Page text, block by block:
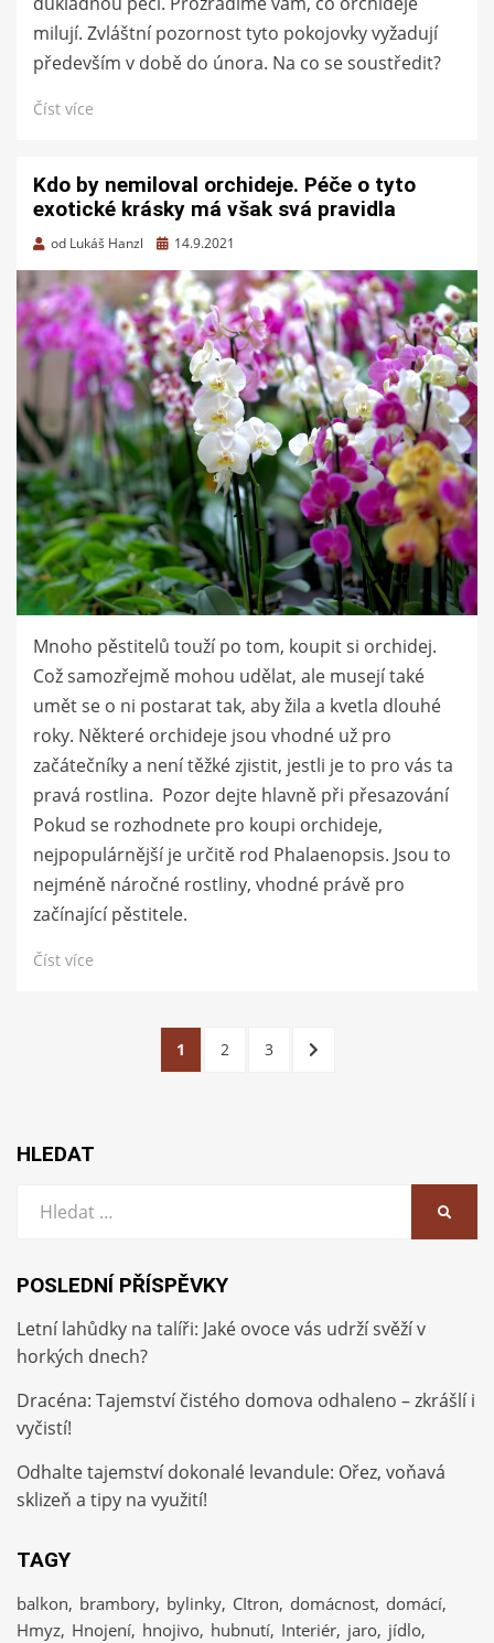
milují. Zvláštní pozornost tyto pokojovky vyžadují
především v době do února. Na co se soustředit?
Číst více
Kdo by nemiloval orchideje. Péče o tyto
exotické krásky má však svá pravidla
od Lukáš Hanzl
Zveřejněno
14.9.2021
Mnoho pěstitelů touží po tom, koupit si orchidej.
Což samozřejmě mohou udělat, ale musejí také
umět se o ni postarat tak, aby žila a kvetla dlouhé
roky. Některé orchideje jsou vhodné už pro
začátečníky a není těžké zjistit, jestli je to pro vás ta
pravá rostlina. Pozor dejte hlavně při přesazování
Pokud se rozhodnete pro koupi orchideje,
nejpopulárnější je určitě rod Phalaenopsis. Jsou to
nejméně náročné rostliny, vhodné právě pro
začínající pěstitele.
Číst více
STRÁNKA
1 STRÁNKA
2 STRÁNKA
3
DALŠÍ
HLEDAT
POSLEDNÍ PŘÍSPĚVKY
Letní lahůdky na talíři: Jaké ovoce vás udrží svěží v
horkých dnech?
Dracéna: Tajemství čistého domova odhaleno – zkrášlí i
vyčistí!
Odhalte tajemství dokonalé levandule: Ořez, voňavá
sklizeň a tipy na využití!
TAGY
balkon brambory bylinky CItron domácnost domácí
Hmyz Hnojení hnojivo hubnutí Interiér jaro jídlo